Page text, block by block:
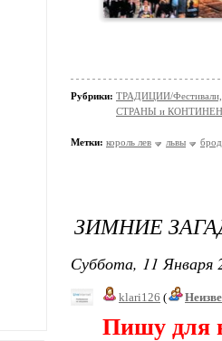
Рубрики: ТРАДИЦИИ/
СТРАНЫ и
Метки: король лев львы
ЗИМНИЕ
Суббота, 11 Января
klari126 (
Пишу для